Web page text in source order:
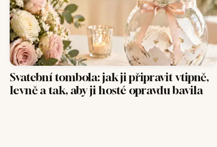
Svatební tombola: jak ji připravit vtipně,
levně a tak, aby ji hosté opravdu bavila